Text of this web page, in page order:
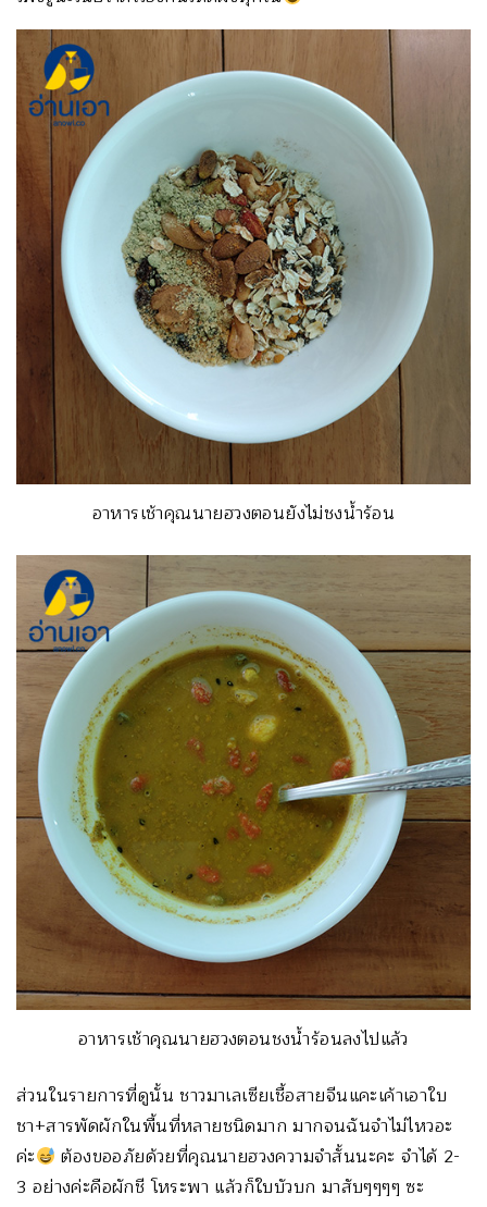
อาหารเช้าคุณนายฮวงตอนยังไม่ชงน้ำร้อน
อาหารเช้าคุณนายฮวงตอนชงน้ำร้อนลงไปแล้ว
ส่วนในรายการที่ดูนั้น ชาวมาเลเซียเชื้อสายจีนแคะเค้าเอาใบ
ชา+สารพัดผักในพื้นที่หลายชนิดมาก มากจนฉันจำไม่ไหวอะ
ค่ะ
ต้องขออภัยด้วยที่คุณนายฮวงความจำสั้นนะคะ จำได้ 2-
3 อย่างค่ะคือผักชี โหระพา แล้วก็ใบบัวบก มาสับๆๆๆๆ ซะ